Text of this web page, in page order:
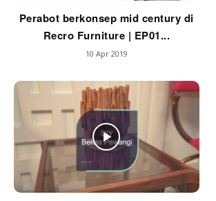
Perabot berkonsep mid century di
Recro Furniture | EP01...
10 Apr 2019